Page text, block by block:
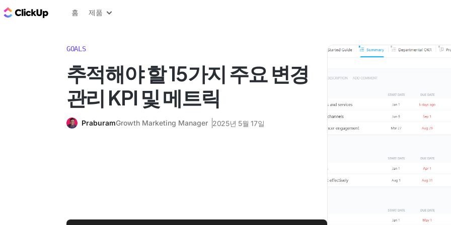
ClickUp 블로그
홈 제품
GOALS
추적해야 할 15가지 주요 변경
관리 KPI 및 메트릭
PraburamGrowth Marketing Manager 2025년 5월 17일